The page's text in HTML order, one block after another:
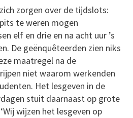
zorgen over de tijdslots:
te weren mogen
elf en drie en na acht uur ’s
De geënquêteerden zien niks
maatregel na de
niet waarom werkenden
Het lesgeven in de
stuit daarnaast op grote
wijzen het lesgeven op